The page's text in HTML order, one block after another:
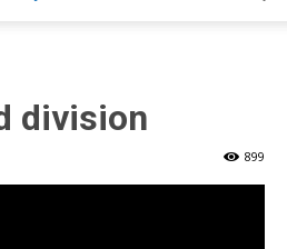
division
899